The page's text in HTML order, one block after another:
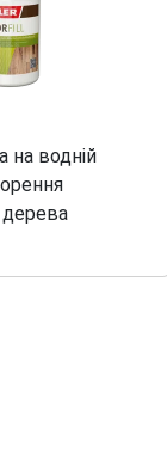
на водній
дерева